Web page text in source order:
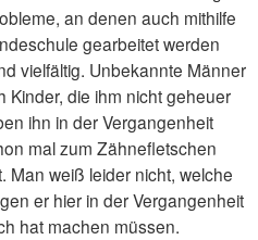
an denen auch mithilfe
gearbeitet werden
vielfältig. Unbekannte Männer
Kinder, die ihm nicht geheuer
ihn in der Vergangenheit
mal zum Zähnefletschen
Man weiß leider nicht, welche
er hier in der Vergangenheit
hat machen müssen.